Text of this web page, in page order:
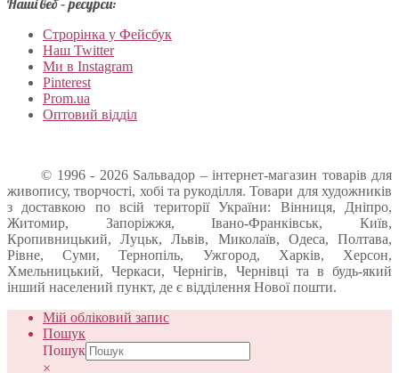
Наші веб – ресурси:
Строрінка у Фейсбук
Наш Twitter
Ми в Instagram
Pinterest
Prom.ua
Оптовий відділ
© 1996 - 2026 Sальвадор – інтернет-магазин товарів для
живопису, творчості, хобі та рукоділля. Товари для художників
з доставкою по всій території України: Вінниця, Дніпро,
Житомир, Запоріжжя, Івано-Франківськ, Київ,
Кропивницький, Луцьк, Львів, Миколаїв, Одеса, Полтава,
Рівне, Суми, Тернопіль, Ужгород, Харків, Херсон,
Хмельницький, Черкаси, Чернігів, Чернівці та в будь-який
інший населений пункт, де є відділення Нової пошти.
Мій обліковий запис
Пошук
Пошук
×